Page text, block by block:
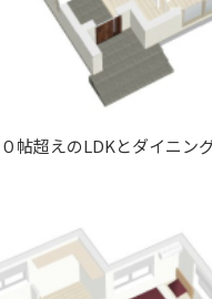
０帖超えのLDKとダイニン